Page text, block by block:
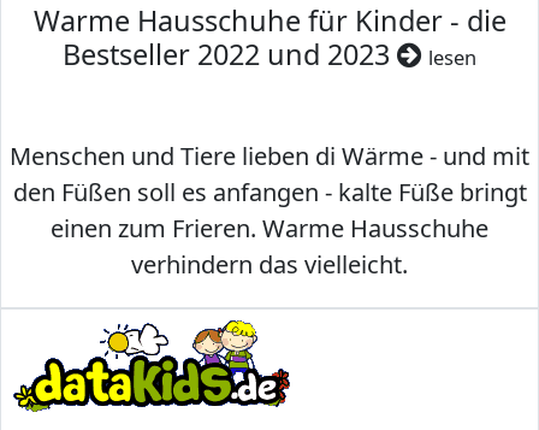
Warme Hausschuhe für Kinder - die
Bestseller 2022 und 2023
lesen
Menschen und Tiere lieben di Wärme - und mit
den Füßen soll es anfangen - kalte Füße bringt
einen zum Frieren. Warme Hausschuhe
verhindern das vielleicht.